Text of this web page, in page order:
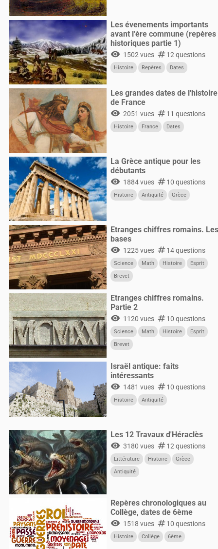
Les évenements importants
avant l'ère commune (repères
historiques partie 1)
visibility 1502 vues numbers12 questions
Histoire Repères Dates
Les grandes dates de l'histoire
de France
visibility 2051 vues numbers11 questions
Histoire France Dates
La Grèce antique pour les
débutants
visibility 1884 vues numbers10 questions
Histoire Antiquité Grèce
Etranges chiffres romains.
bases
visibility 1225 vues numbers14 questions
Science Math Histoire
Esprit
Brevet
Etranges chiffres romains.
Partie 2
visibility 1120 vues numbers10 questions
Science Math Histoire
Esprit
Brevet
Israël antique: faits
intéressants
visibility 1481 vues numbers10 questions
Histoire Antiquité
Les 12 Travaux d'Héraclès
visibility 3180 vues numbers12 questions
Littérature Histoire
Grèce
Antiquité
Repères chronologiques au
Collège, dates de 6ème
visibility 1518 vues numbers10 questions
Histoire Collège 6ème